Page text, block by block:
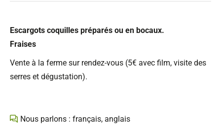
Escargots coquilles préparés ou en bocaux.
Fraises
Vente à la ferme sur rendez-vous (5€ avec film, visite des
serres et dégustation).
Nous parlons : français, anglais